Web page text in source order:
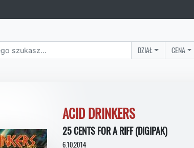
DZIAŁ CENA
ACID DRINKERS
25 CENTS FOR A RIFF (DIGIPAK)
6.10.2014